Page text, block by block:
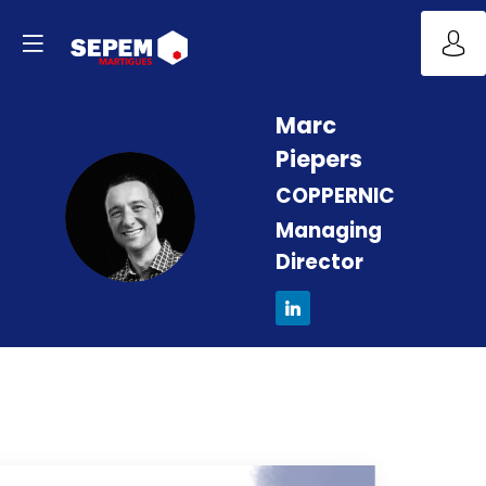
MP
Marc
Piepers
COPPERNIC
Managing
Director